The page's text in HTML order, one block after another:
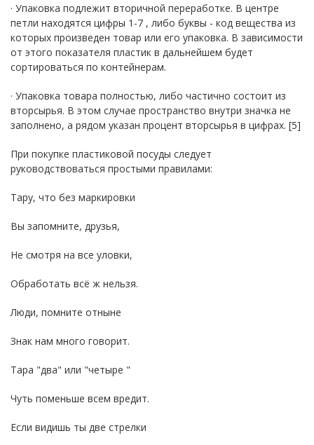
· Упаковка подлежит вторичной переработке. В центре
петли находятся цифры 1-7 , либо буквы - код вещества из
которых произведен товар или его упаковка. В зависимости
от этого показателя пластик в дальнейшем будет
сортироваться по контейнерам.
· Упаковка товара полностью, либо частично состоит из
вторсырья. В этом случае пространство внутри значка не
заполнено, а рядом указан процент вторсырья в цифрах. [5]
При покупке пластиковой посуды следует
руководствоваться простыми правилами:
Тару, что без маркировки
Вы запомните, друзья,
Не смотря на все уловки,
Обработать всё ж нельзя.
Люди, помните отныне
Знак нам много говорит.
Тара "два" или "четыре "
Чуть поменьше всем вредит.
Если видишь ты две стрелки